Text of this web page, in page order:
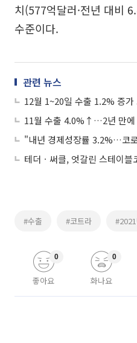
치(577억달러·전년 대비
수준이다.
관련 뉴스
12월 1~20일 수출 1.2% 증
11월 수출 4.0%↑…2년 만에
"내년 경제성장률 3.2%…코
테더ㆍ써클, 엇갈린 스테이블
#수출 #코트라
좋아요
0
화나요
0